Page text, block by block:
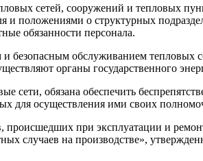
сетей, сооружений и тепловых
и положениями о структурных
обязанности персонала.
и безопасным обслуживанием
органы государственного
сети, обязана обеспечить
для осуществления ими своих
происшедших при эксплуатации и
случаев на производстве»,